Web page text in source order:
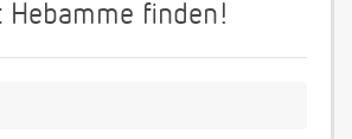
Hebamme finden!